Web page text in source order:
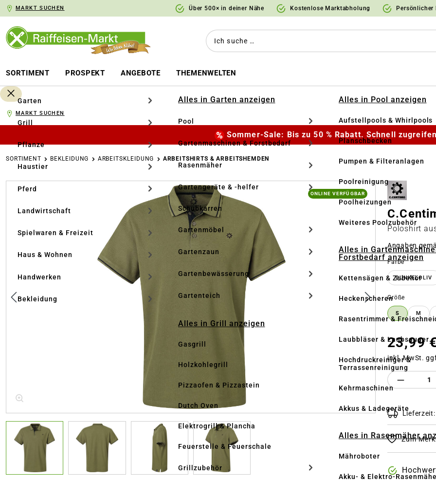
Zur Hauptnavigation springen
MARKT SUCHEN Über 500× in deiner Nähe Kostenlose Marktabholung Persönlicher
SORTIMENT PROSPEKT ANGEBOTE THEMENWELTEN
Garten
Grill
Pflanze
Haustier
Pferd
Landwirtschaft
Spielwaren & Freizeit
Haus & Wohnen
Handwerken
Bekleidung
Alles in Garten anzeigen
Pool
Gartenmaschinen & Forstbedarf
Rasenmäher
Gartengeräte & -helfer
Schubkarren
Gartenmöbel
Gartenzaun
Gartenbewässerung
Gartenteich
Alles in Grill anzeigen
Gasgrill
Holzkohlegrill
Pizzaofen & Pizzastein
Dutch Oven
Elektrogrill & Plancha
Feuerstelle & Feuerschale
Grillzubehör
Alles in Pool anzeigen
Aufstellpools & Whirlpools
Planschbecken
Pumpen & Filteranlagen
Poolreinigung
Poolheizungen
Weiteres Poolzubehör
Alles in
Forstbedarf anzeigen
Kettensägen & Zubehör
Heckenscheren
Rasentrimmer &
Laubbläser & Laubsauger
Hochdruckreiniger &
Terrassenreinigung
Kehrmaschinen
Akkus & Ladegeräte
Alles in Rasenmäher
Mähroboter
Akku- & Elektro-
MARKT SUCHEN
Sommer-Sale: Bis zu 50 % Rabatt. Schnell
SORTIMENT BEKLEIDUNG ARBEITSKLEIDUNG ARBEITSHIRTS & ARBEITSHEMDEN
Bildergalerie überspringen
ONLINE VERFÜGBAR
Poloshirt
Angaben
Farbeauswählen
DUNKELOLIV
Größe
S M
23,99 €
inkl. MwSt.
Produkt
Lieferzeit:
Zum